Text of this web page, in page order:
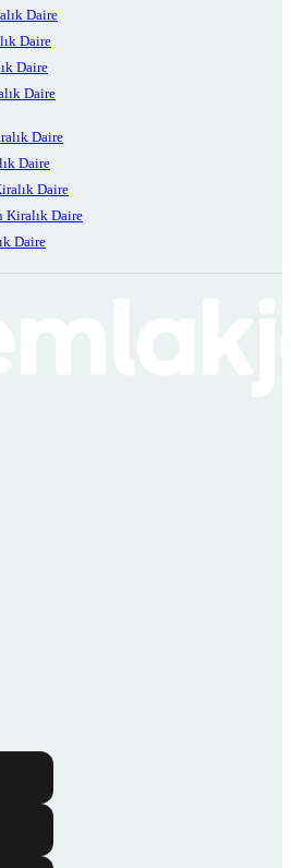
Daire
Daire
Daire
Daire
Daire
Daire
Daire
Kiralık Daire
Daire